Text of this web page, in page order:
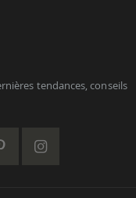
tendances, conseils